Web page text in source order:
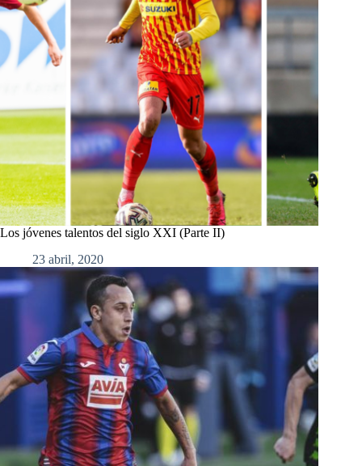
Los jóvenes talentos del siglo XXI (Parte II)
23 abril, 2020